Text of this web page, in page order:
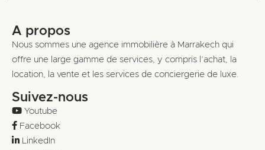
A propos
Nous sommes une agence immobilière à Marrakech qui
offre une large gamme de services, y compris l’achat, la
location, la vente et les services de conciergerie de luxe.
Suivez-nous
Youtube
Facebook
LinkedIn